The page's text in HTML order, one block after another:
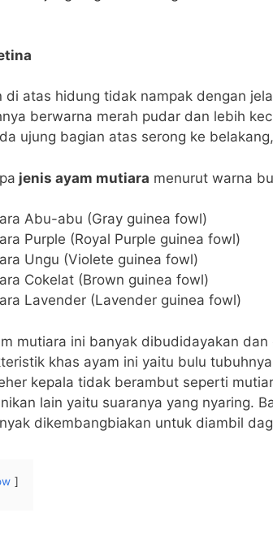
di atas hidung tidak nampak dengan
berwarna merah pudar dan lebih
ujung bagian atas serong ke
jenis ayam mutiara menurut warna
Abu-abu (Gray guinea fowl)
Purple (Royal Purple guinea fowl)
Ungu (Violete guinea fowl)
Cokelat (Brown guinea fowl)
Lavender (Lavender guinea fowl)
mutiara ini banyak dibudidayakan
khas ayam ini yaitu bulu
kepala tidak berambut seperti
lain yaitu suaranya yang nyaring.
dikembangbiakan untuk diambil